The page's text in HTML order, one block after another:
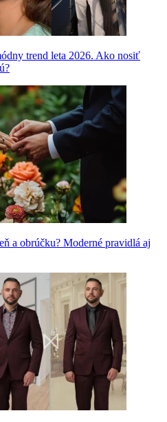
trend leta 2026. Ako nosiť
a obrúčku? Moderné pravidlá aj